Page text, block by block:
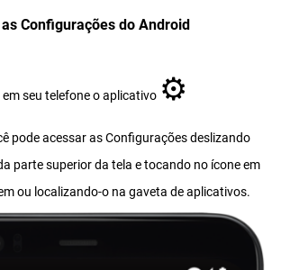
Configurações do Android
seu telefone o aplicativo ⚙︎
pode acessar as Configurações deslizando
parte superior da tela e tocando no ícone em
ou localizando-o na gaveta de aplicativos.